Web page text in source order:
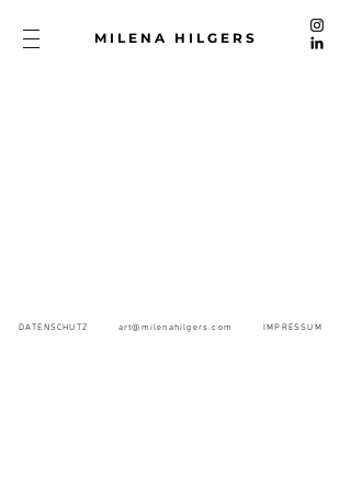
MILENA HILGERS
DATENSCHUTZ art@milenahilgers.com IMPRESSUM